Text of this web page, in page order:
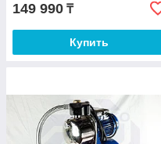
149 990 ₸
Купить